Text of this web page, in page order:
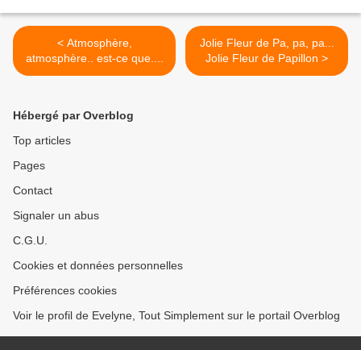
< Atmosphère,
atmosphère.. est-ce que....
Jolie Fleur de Pa, pa, pa...
Jolie Fleur de Papillon >
Hébergé par Overblog
Top articles
Pages
Contact
Signaler un abus
C.G.U.
Cookies et données personnelles
Préférences cookies
Voir le profil de Evelyne, Tout Simplement sur le portail Overblog